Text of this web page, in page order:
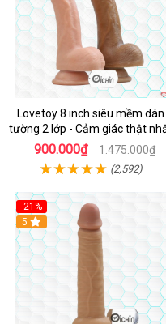
Lovetoy 8 inch siêu mềm dán
tường 2 lớp - Cảm giác thật
900.000₫ 1.475.000₫
(2,592)
-21%
Hot
5